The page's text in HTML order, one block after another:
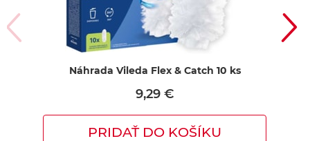
Náhrada Vileda Flex & Catch 10 ks
9,29 €
PRIDAŤ DO KOŠÍKU